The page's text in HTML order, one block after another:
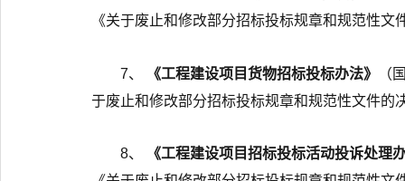
《关于废止和修改部分招标投标规章和规范性
7、 《工程建设项目货物招标投标办法》
（
于废止和修改部分招标投标规章和规范性文件的
8、
《工程建设项目招标投标活动投诉处理